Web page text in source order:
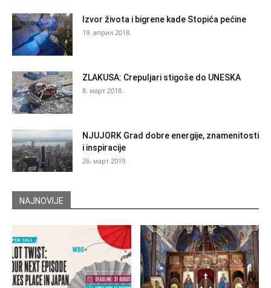
Izvor života i bigrene kade Stopića pećine
19. април 2018.
ZLAKUSA: Crepuljari stigoše do UNESKA
8. март 2018.
NJUJORK Grad dobre energije, znamenitosti
i inspiracije
26. март 2019.
NAJNOVIJE